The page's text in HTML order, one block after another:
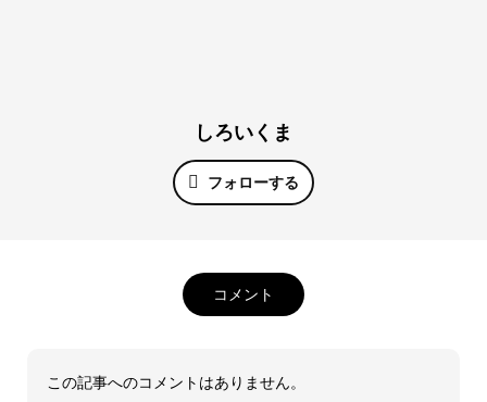
しろいくま
フォローする
コメント
この記事へのコメントはありません。